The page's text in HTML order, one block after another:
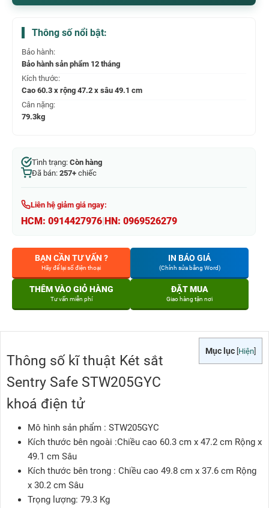
Thông số nổi bật:
Bảo hành:
Bảo hành sản phẩm 12 tháng
Kích thước:
Cao 60.3 x rộng 47.2 x sâu 49.1 cm
Cân nặng:
79.3kg
Tình trạng: Còn hàng
Đã bán: 257+ chiếc
Liên hệ giảm giá ngay:
HCM: 0914427976 HN: 0969526279
BẠN CẦN TƯ VẤN ?
Hãy để lại số điện thoại
IN BÁO GIÁ
(Chỉnh sửa bằng Word)
THÊM VÀO GIỎ HÀNG
Tư vấn miễn phí
ĐẶT MUA
Giao hàng tận nơi
Mục lục Hiện
Thông số kĩ thuật Két sắt
Sentry Safe STW205GYC
khoá điện tử
Mô hình sản phẩm : STW205GYC
Kích thước bên ngoài :Chiều cao 60.3 cm x 47.2 cm Rộng x
49.1 cm Sâu
Kích thước bên trong : Chiều cao 49.8 cm x 37.6 cm Rộng
x 30.2 cm Sâu
Trọng lượng: 79.3 Kg